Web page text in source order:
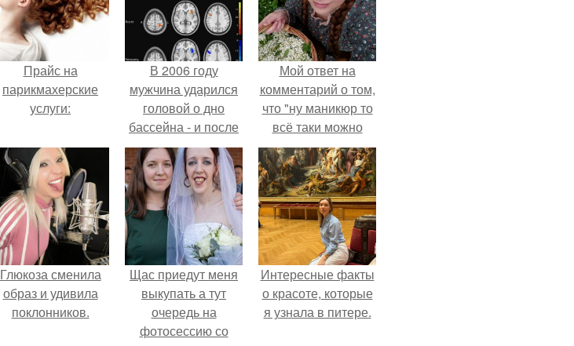
Прайс на
парикмахерские
услуги:
В 2006 году
мужчина ударился
головой о дно
бассейна - и после
этого его жизнь
изменилась самым
странным образом.
Мой ответ на
комментарий о том,
что "ну маникюр то
всё таки можно
было бы сделать.
Глюкоза сменила
образ и удивила
поклонников.
Щас приедут меня
выкупать а тут
очередь на
фотосессию со
Интересные факты
о красоте, которые
я узнала в питере.